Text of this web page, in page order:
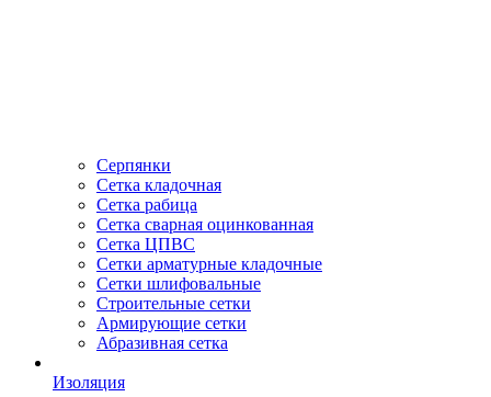
Серпянки
Сетка кладочная
Сетка рабица
Сетка сварная оцинкованная
Сетка ЦПВС
Сетки арматурные кладочные
Сетки шлифовальные
Строительные сетки
Армирующие сетки
Абразивная сетка
Изоляция